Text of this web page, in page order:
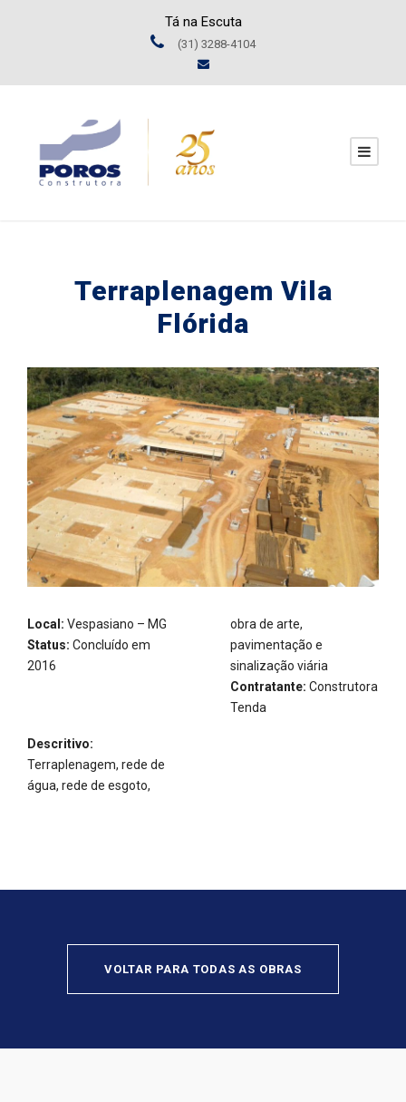
Tá na Escuta
(31) 3288-4104
Terraplenagem Vila
Flórida
Local: Vespasiano – MG
Status: Concluído em
2016
Descritivo:
Terraplenagem, rede de
água, rede de esgoto,
obra de arte,
pavimentação e
sinalização viária
Contratante: Construtora
Tenda
VOLTAR PARA TODAS AS OBRAS